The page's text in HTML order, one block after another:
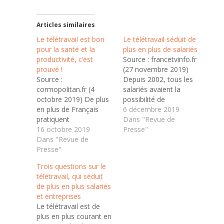
Articles similaires
Le télétravail est bon
pour la santé et la
productivité, c’est
prouvé !
Source :
cormopolitan.fr (4
octobre 2019) De plus
en plus de Français
pratiquent
régulièrement ou
occasionnellement le
télétravail. Loin des
fait autre chose chez
lui en pyjama, travailler
de chez soi comporte
en fait de nombreux
avantages pour le
salarié et l'entreprise.
16 octobre 2019
Dans "Revue de
Presse"
Le télétravail séduit de
plus en plus de salariés
Source : francetvinfo.fr
(27 novembre 2019)
Depuis 2002, tous les
salariés avaient la
possibilité de
demander à travailler
en télétravail. En 2017,
c’est devenu un droit
6 décembre 2019
Dans "Revue de
Presse"
Trois questions sur le
télétravail, qui séduit
de plus en plus salariés
et entreprises
Le télétravail est de
plus en plus courant en